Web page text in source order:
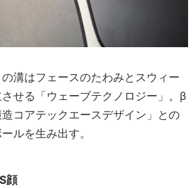
溝はフェースのたわみとスウィー
せる「ウェーブテクノロジー」。β
コアテックエースデザイン」との
ルを生み出す。
顔